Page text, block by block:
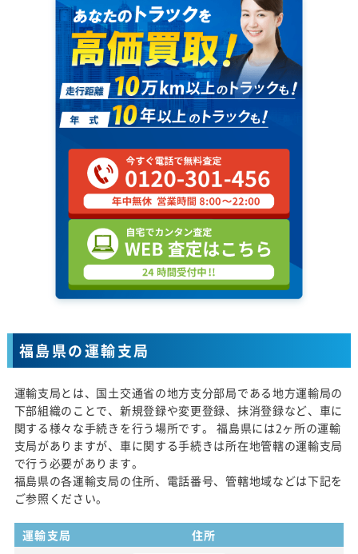
福島県の運輸支局
運輸支局とは、国土交通省の地方支分部局である地方運輸局の
下部組織のことで、新規登録や変更登録、抹消登録など、車に
関する様々な手続きを行う場所です。 福島県には2ヶ所の運輸
支局がありますが、車に関する手続きは所在地管轄の運輸支局
で行う必要があります。
福島県の各運輸支局の住所、電話番号、管轄地域などは下記を
ご参照ください。
運輸支局 住所